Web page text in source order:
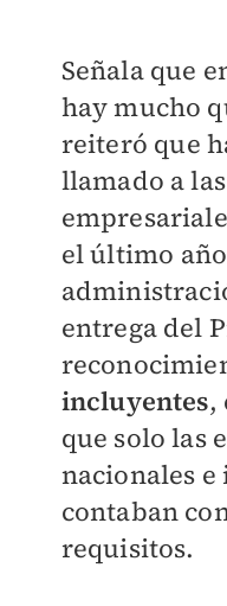
Señala que
hay mucho
reiteró que
llamado a
el último
entrega del
incluyentes,
que solo las
nacionales
contaban
requisitos.